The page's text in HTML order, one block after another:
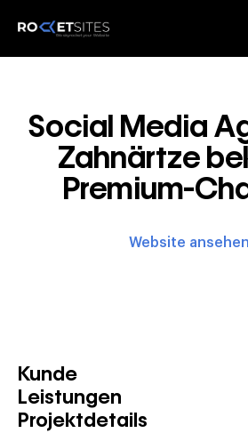
Social Media
Zahnärtze
Premium-
Website ansehen
Kunde
Leistungen
Projektdetails